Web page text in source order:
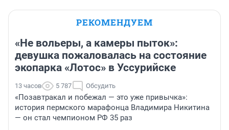
РЕКОМЕНДУЕМ
«Не вольеры, а камеры пыток»:
девушка пожаловалась на состояние
экопарка «Лотос» в Уссурийске
13 часов 5 787 Обсудить
«Позавтракал и побежал — это уже привычка»:
история пермского марафонца Владимира Никитина
— он стал чемпионом РФ 35 раз